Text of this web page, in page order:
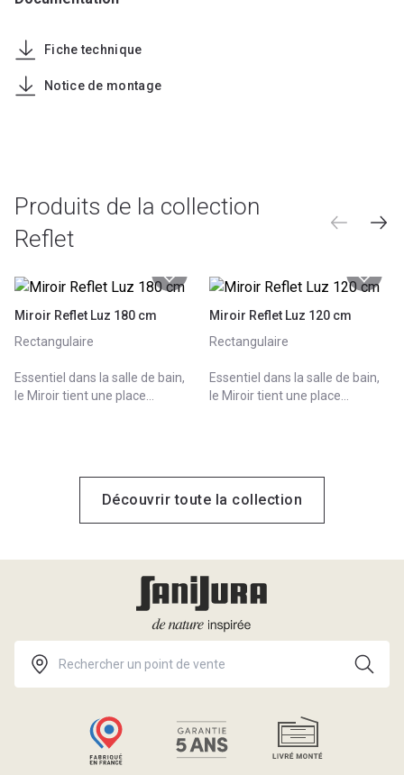
Fiche technique
Notice de montage
Produits de la collection
Reflet
Miroir Reflet Luz 180 cm
Rectangulaire
Essentiel dans la salle de bain,
le Miroir tient une place
Miroir Reflet Luz 120 cm
Rectangulaire
Essentiel dans la salle de bain,
le Miroir tient une place
Découvrir toute la collection